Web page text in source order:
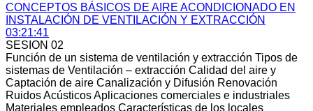
CONCEPTOS BÁSICOS DE AIRE ACONDICIONADO EN
INSTALACIÓN DE VENTILACIÓN Y EXTRACCIÓN
03:21:41
SESION 02
Función de un sistema de ventilación y extracción Tipos de
sistemas de Ventilación – extracción Calidad del aire y
Captación de aire Canalización y Difusión Renovación
Ruidos Acústicos Aplicaciones comerciales e industriales
Materiales empleados Características de los locales